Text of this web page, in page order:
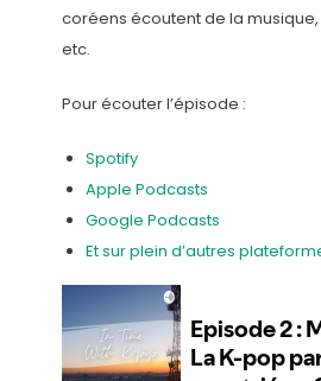
coréens écoutent de la musique,
etc.
Pour écouter l’épisode :
Spotify
Apple Podcasts
Google Podcasts
Et sur plein d’autres